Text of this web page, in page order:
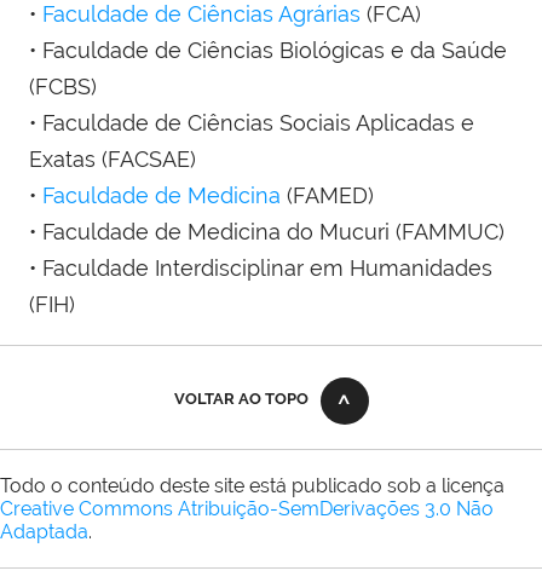
• Faculdade de Ciências Agrárias (FCA)
• Faculdade de Ciências Biológicas e da Saúde
(FCBS)
• Faculdade de Ciências Sociais Aplicadas e
Exatas (FACSAE)
• Faculdade de Medicina (FAMED)
• Faculdade de Medicina do Mucuri (FAMMUC)
• Faculdade Interdisciplinar em Humanidades
(FIH)
VOLTAR AO TOPO
Todo o conteúdo deste site está publicado sob a licença
Creative Commons Atribuição-SemDerivações 3.0 Não
Adaptada.